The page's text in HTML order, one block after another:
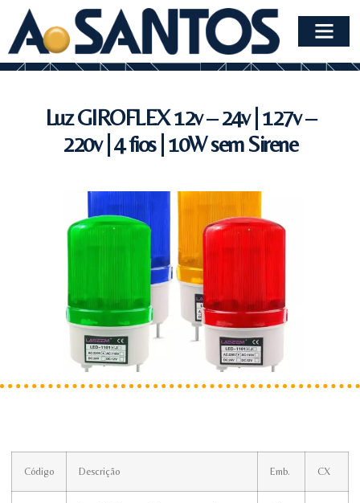
Luz GIROFLEX 12v – 24v | 127v –
220v | 4 fios | 10W sem Sirene
Código Descrição Emb. CX